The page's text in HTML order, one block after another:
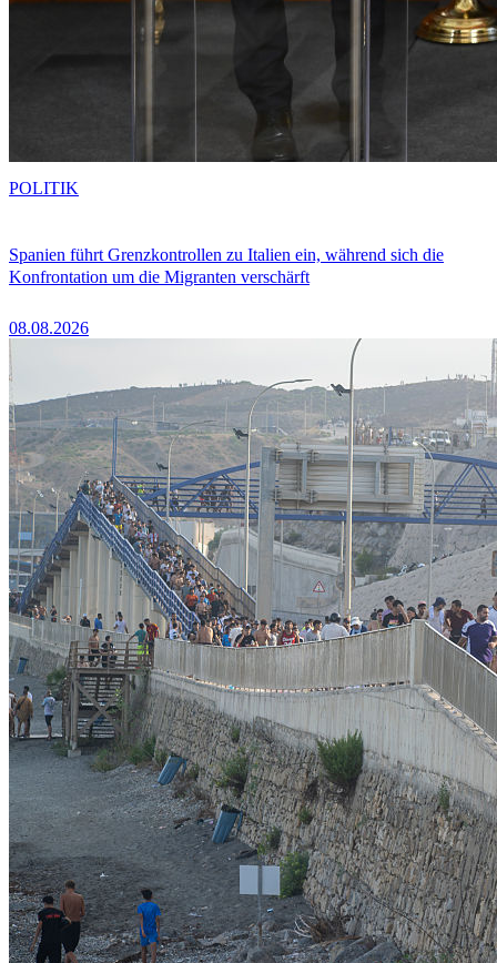
Spanien führt Grenzkontrollen zu Italien ein, während sich die
Konfrontation um die Migranten verschärft
08.08.2026
POLITIK